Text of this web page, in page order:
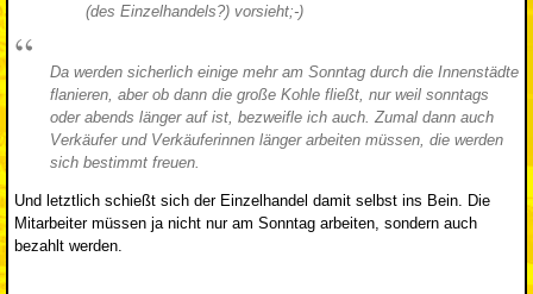
(des Einzelhandels?) vorsieht;-)
Da werden sicherlich einige mehr am Sonntag durch die Innenstädte
flanieren, aber ob dann die große Kohle fließt, nur weil sonntags
oder abends länger auf ist, bezweifle ich auch. Zumal dann auch
Verkäufer und Verkäuferinnen länger arbeiten müssen, die werden
sich bestimmt freuen.
Und letztlich schießt sich der Einzelhandel damit selbst ins Bein. Die
Mitarbeiter müssen ja nicht nur am Sonntag arbeiten, sondern auch
bezahlt werden.